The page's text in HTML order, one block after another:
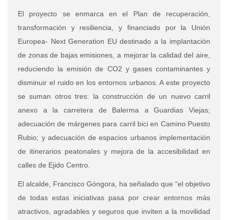
El proyecto se enmarca en el Plan de recuperación,
transformación y resiliencia, y financiado por la Unión
Europea- Next Generation EU destinado a la implantación
de zonas de bajas emisiones, a mejorar la calidad del aire,
reduciendo la emisión de CO2 y gases contaminantes y
disminuir el ruido en los entornos urbanos. A este proyecto
se suman otros tres: la construcción de un nuevo carril
anexo a la carretera de Balerma a Guardias Viejas;
adecuación de márgenes para carril bici en Camino Puesto
Rubio; y adecuación de espacios urbanos implementación
de itinerarios peatonales y mejora de la accesibilidad en
calles de Ejido Centro.
El alcalde, Francisco Góngora, ha señalado que “el objetivo
de todas estas iniciativas pasa por crear entornos más
atractivos, agradables y seguros que inviten a la movilidad